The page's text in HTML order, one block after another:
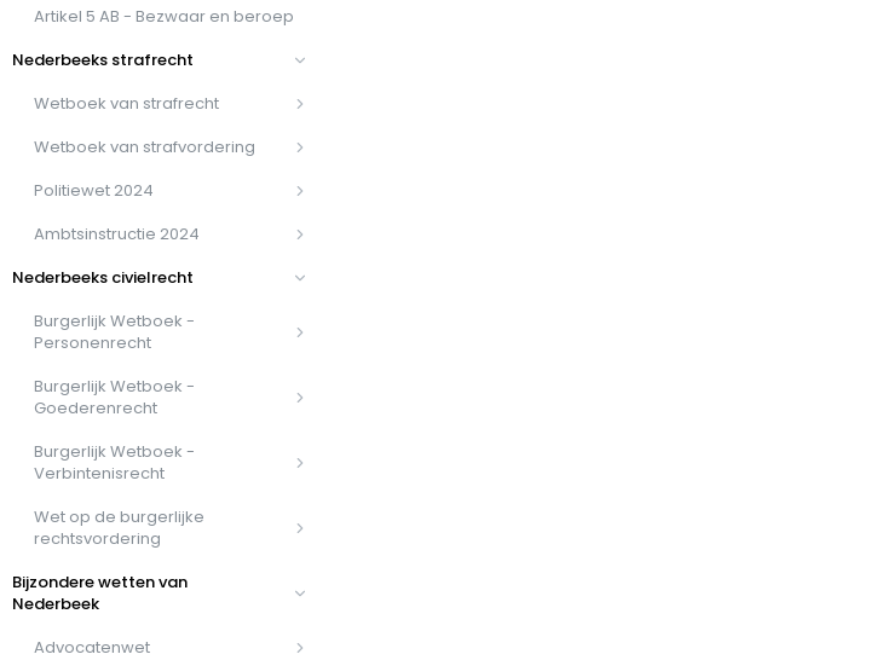
Artikel 5 AB - Bezwaar en beroep
Nederbeeks strafrecht
Wetboek van strafrecht
Wetboek van strafvordering
Politiewet 2024
Ambtsinstructie 2024
Nederbeeks civielrecht
Burgerlijk Wetboek -
Personenrecht
Burgerlijk Wetboek -
Goederenrecht
Burgerlijk Wetboek -
Verbintenisrecht
Wet op de burgerlijke
rechtsvordering
Bijzondere wetten van
Nederbeek
Advocatenwet